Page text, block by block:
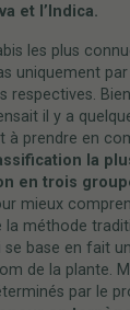
et l’Indica.
les plus
uniquement
il y a
à prendre en
la
en trois
mieux
la méthode
base en fait
de la plante.
par le